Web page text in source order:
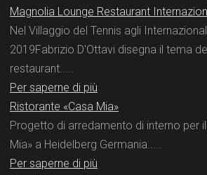
Magnolia Lounge Restaurant
Nel Villaggio del Tennis agli
2019Fabrizio D'Ottavi disegna il tema
restaurant.....
Per saperne di più
Ristorante «Casa Mia»
Progetto di arredamento di interno per
Mia» a Heidelberg Germania.....
Per saperne di più